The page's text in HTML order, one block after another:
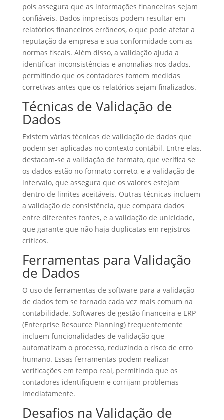
pois assegura que as informações financeiras sejam
confiáveis. Dados imprecisos podem resultar em
relatórios financeiros errôneos, o que pode afetar a
reputação da empresa e sua conformidade com as
normas fiscais. Além disso, a validação ajuda a
identificar inconsistências e anomalias nos dados,
permitindo que os contadores tomem medidas
corretivas antes que os relatórios sejam finalizados.
Técnicas de Validação de
Dados
Existem várias técnicas de validação de dados que
podem ser aplicadas no contexto contábil. Entre elas,
destacam-se a validação de formato, que verifica se
os dados estão no formato correto, e a validação de
intervalo, que assegura que os valores estejam
dentro de limites aceitáveis. Outras técnicas incluem
a validação de consistência, que compara dados
entre diferentes fontes, e a validação de unicidade,
que garante que não haja duplicatas em registros
críticos.
Ferramentas para Validação
de Dados
O uso de ferramentas de software para a validação
de dados tem se tornado cada vez mais comum na
contabilidade. Softwares de gestão financeira e ERP
(Enterprise Resource Planning) frequentemente
incluem funcionalidades de validação que
automatizam o processo, reduzindo o risco de erro
humano. Essas ferramentas podem realizar
verificações em tempo real, permitindo que os
contadores identifiquem e corrijam problemas
imediatamente.
Desafios na Validação de